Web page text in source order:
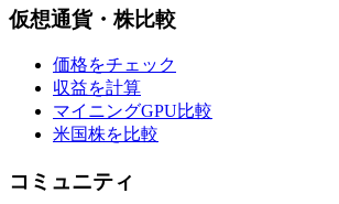
仮想通貨・株比較
価格をチェック
収益を計算
マイニングGPU比較
米国株を比較
コミュニティ